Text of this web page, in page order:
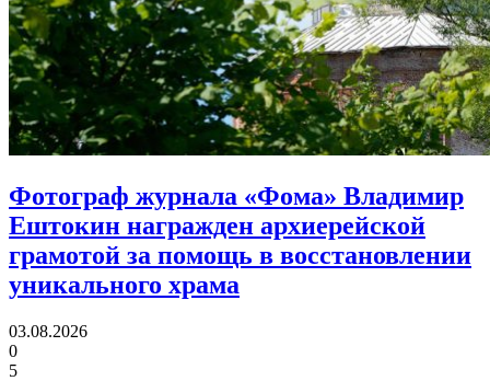
Фотограф журнала «Фома» Владимир
Ештокин награжден архиерейской
грамотой за помощь в восстановлении
уникального храма
03.08.2026
0
5